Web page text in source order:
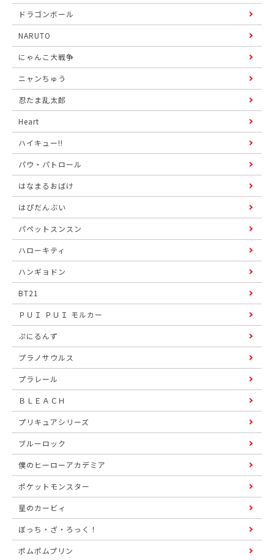
ドラゴンボール
NARUTO
にゃんこ大戦争
ニャンちゅう
忍たま乱太郎
Heart
ハイキュー!!
パウ・パトロール
はなまるおばけ
はぴだんぶい
パペットスンスン
ハローキティ
ハンギョドン
BT21
ＰＵＩ ＰＵＩ モルカー
ぷにるんず
プラノサウルス
プラレール
ＢＬＥＡＣＨ
プリキュアシリーズ
ブルーロック
僕のヒーローアカデミア
ポケットモンスター
星のカービィ
ぼっち・ざ・ろっく！
ポムポムプリン